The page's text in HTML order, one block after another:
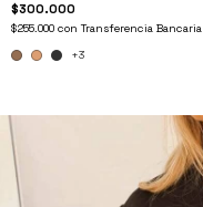
$300.000
$255.000 con Transferencia Bancaria
+3